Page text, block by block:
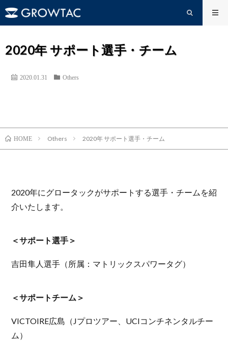
2020年 サポート選手・チーム
2020.01.31 Others
HOME Others 2020年 サポート選手・チーム
2020年にグロータックがサポートする選手・チームを紹
介いたします。
＜サポート選手＞
吉田隼人選手（所属：マトリックスパワータグ）
＜サポートチーム＞
VICTOIRE広島（Jプロツアー、UCIコンチネンタルチー
ム）